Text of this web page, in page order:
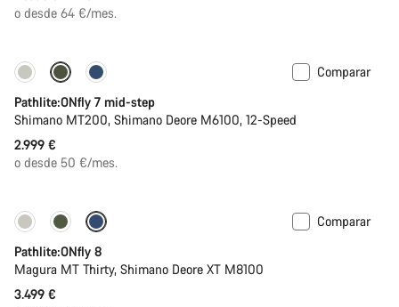
o desde 64 €/mes.
Comparar
Pathlite:ONfly 7 mid-step
Shimano MT200, Shimano Deore M6100, 12-Speed
2.999 €
o desde 50 €/mes.
Comparar
Pathlite:ONfly 8
Magura MT Thirty, Shimano Deore XT M8100
3.499 €